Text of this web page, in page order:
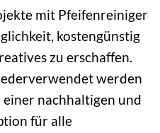
mit Pfeifenreiniger
kostengünstig
zu erschaffen.
werden
einer nachhaltigen und
für alle